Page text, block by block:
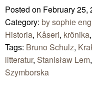
Posted on February 25,
Category: by sophie
Historia, Kåseri, krönika,
Tags: Bruno Schulz,
litteratur, Stanisław Lem,
Szymborska